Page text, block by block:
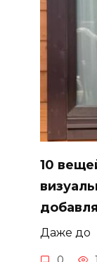
10
Даже до